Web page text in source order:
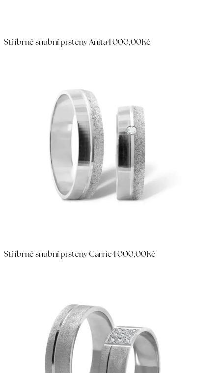
Stříbrné snubní prsteny Anita4 000,00Kč
Stříbrné snubní prsteny Carrie4 000,00Kč